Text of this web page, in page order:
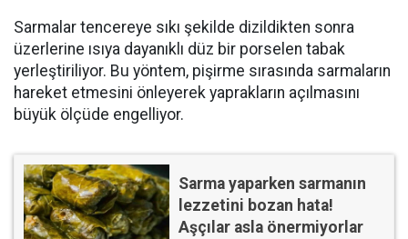
Sarmalar tencereye sıkı şekilde dizildikten sonra
üzerlerine ısıya dayanıklı düz bir porselen tabak
yerleştiriliyor. Bu yöntem, pişirme sırasında sarmaların
hareket etmesini önleyerek yaprakların açılmasını
büyük ölçüde engelliyor.
Sarma yaparken sarmanın
lezzetini bozan hata!
Aşçılar asla önermiyorlar